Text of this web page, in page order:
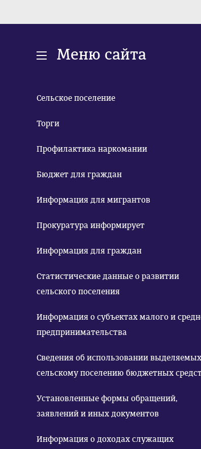
Меню сайта
Сельское поселение
Торги
Профилактика наркомании
Бюджет для граждан
Информация для мигрантов
Прокуратура информирует
Информация для граждан
Статистические данные о развитии
сельского поселения
Информация о субъектах малого и
предпринимательства
Сведения об использовании выделяемых
сельскому поселению бюджетных
Установленные формы обращений,
заявлений и иных документов
Информация о доходах служащих